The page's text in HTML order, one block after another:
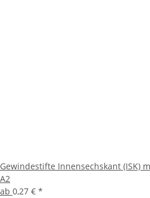
Gewindestifte Innensechskant (ISK)
A2
ab 0,27 € *